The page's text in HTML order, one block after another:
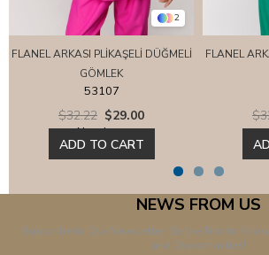
2
FLANEL ARKASI PLİKAŞELİ DÜĞMELİ
GÖMLEK
53107
$29.00
$32.22
ADD TO CART
New Item
FLANEL
NEWS FROM US
Subscribe to Our Newsletter! Be the First to
and Opportunities!